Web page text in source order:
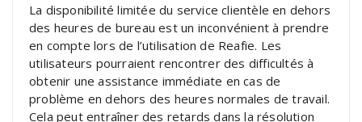
La disponibilité limitée du service clientèle en dehors
des heures de bureau est un inconvénient à prendre
en compte lors de l’utilisation de Reafie. Les
utilisateurs pourraient rencontrer des difficultés à
obtenir une assistance immédiate en cas de
problème en dehors des heures normales de travail.
Cela peut entraîner des retards dans la résolution